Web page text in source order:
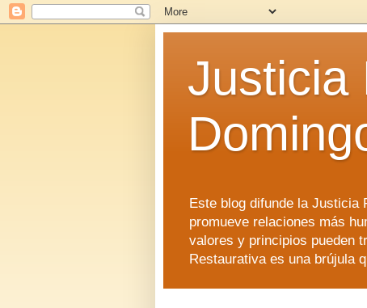
Justicia
Este blog difunde la Justicia
promueve relaciones más
valores y principios pueden
Restaurativa es una brújula